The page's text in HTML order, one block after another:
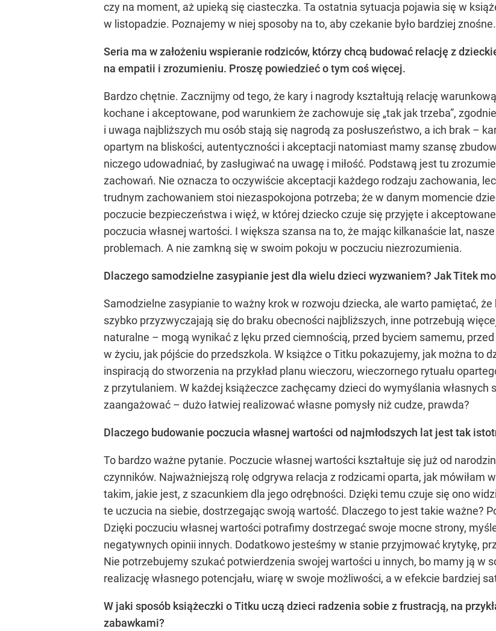
czy na moment, aż upieką się ciasteczka. Ta ostatnia sytuacja pojawia się w
w listopadzie. Poznajemy w niej sposoby na to, aby czekanie było bardziej znośne.
Seria ma w założeniu wspieranie rodziców, którzy chcą budować relację z
na empatii i zrozumieniu. Proszę powiedzieć o tym coś więcej.
Bardzo chętnie. Zacznijmy od tego, że kary i nagrody kształtują relację
kochane i akceptowane, pod warunkiem że zachowuje się „tak jak trzeba”,
i uwaga najbliższych mu osób stają się nagrodą za posłuszeństwo, a ich brak –
opartym na bliskości, autentyczności i akceptacji natomiast mamy szansę
niczego udowadniać, by zasługiwać na uwagę i miłość. Podstawą jest tu
zachowań. Nie oznacza to oczywiście akceptacji każdego rodzaju zachowania,
trudnym zachowaniem stoi niezaspokojona potrzeba; że w danym momencie
poczucie bezpieczeństwa i więź, w której dziecko czuje się przyjęte i
poczucia własnej wartości. I większa szansa na to, że mając kilkanaście lat,
problemach. A nie zamkną się w swoim pokoju w poczuciu niezrozumienia.
Dlaczego samodzielne zasypianie jest dla wielu dzieci wyzwaniem? Jak Titek
Samodzielne zasypianie to ważny krok w rozwoju dziecka, ale warto pamiętać,
szybko przyzwyczajają się do braku obecności najbliższych, inne potrzebują
naturalne – mogą wynikać z lęku przed ciemnością, przed byciem samemu,
w życiu, jak pójście do przedszkola. W książce o Titku pokazujemy, jak można to
inspiracją do stworzenia na przykład planu wieczoru, wieczornego rytuału
z przytulaniem. W każdej książeczce zachęcamy dzieci do wymyślania własnych
zaangażować – dużo łatwiej realizować własne pomysły niż cudze, prawda?
Dlaczego budowanie poczucia własnej wartości od najmłodszych lat jest tak
To bardzo ważne pytanie. Poczucie własnej wartości kształtuje się już od
czynników. Najważniejszą rolę odgrywa relacja z rodzicami oparta, jak mówiłam
takim, jakie jest, z szacunkiem dla jego odrębności. Dzięki temu czuje się ono
te uczucia na siebie, dostrzegając swoją wartość. Dlaczego to jest takie ważne?
Dzięki poczuciu własnej wartości potrafimy dostrzegać swoje mocne strony,
negatywnych opinii innych. Dodatkowo jesteśmy w stanie przyjmować krytykę,
Nie potrzebujemy szukać potwierdzenia swojej wartości u innych, bo mamy ją w
realizację własnego potencjału, wiarę w swoje możliwości, a w efekcie bardziej
W jaki sposób książeczki o Titku uczą dzieci radzenia sobie z frustracją, na
zabawkami?